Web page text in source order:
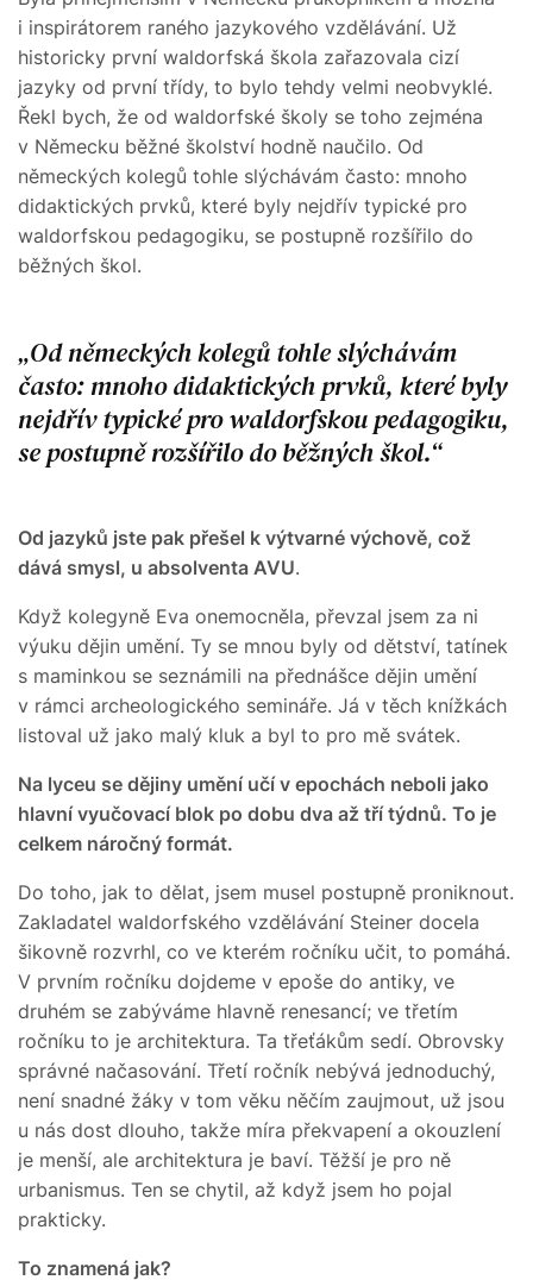
i inspirátorem raného jazykového vzdělávání. Už
historicky první waldorfská škola zařazovala cizí
jazyky od první třídy, to bylo tehdy velmi neobvyklé.
Řekl bych, že od waldorfské školy se toho zejména
v Německu běžné školství hodně naučilo. Od
německých kolegů tohle slýchávám často: mnoho
didaktických prvků, které byly nejdřív typické pro
waldorfskou pedagogiku, se postupně rozšířilo do
běžných škol.
Od německých kolegů tohle slýchávám
často: mnoho didaktických prvků, které byly
nejdřív typické pro waldorfskou pedagogiku,
se postupně rozšířilo do běžných škol.
Od jazyků jste pak přešel k výtvarné výchově, což
dává smysl, u absolventa AVU.
Když kolegyně Eva onemocněla, převzal jsem za ni
výuku dějin umění. Ty se mnou byly od dětství, tatínek
s maminkou se seznámili na přednášce dějin umění
v rámci archeologického semináře. Já v těch knížkách
listoval už jako malý kluk a byl to pro mě svátek.
Na lyceu se dějiny umění učí v epochách neboli jako
hlavní vyučovací blok po dobu dva až tří týdnů. To je
celkem náročný formát.
Do toho, jak to dělat, jsem musel postupně proniknout.
Zakladatel waldorfského vzdělávání Steiner docela
šikovně rozvrhl, co ve kterém ročníku učit, to pomáhá.
V prvním ročníku dojdeme v epoše do antiky, ve
druhém se zabýváme hlavně renesancí; ve třetím
ročníku to je architektura. Ta třeťákům sedí. Obrovsky
správné načasování. Třetí ročník nebývá jednoduchý,
není snadné žáky v tom věku něčím zaujmout, už jsou
u nás dost dlouho, takže míra překvapení a okouzlení
je menší, ale architektura je baví. Těžší je pro ně
urbanismus. Ten se chytil, až když jsem ho pojal
prakticky.
To znamená jak?